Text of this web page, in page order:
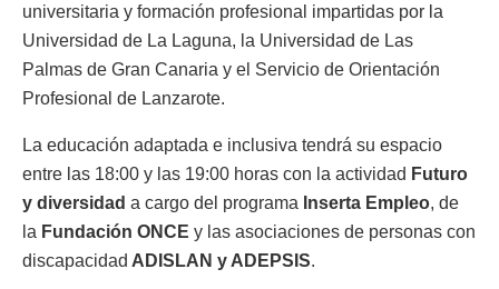
universitaria y formación profesional impartidas por la
Universidad de La Laguna, la Universidad de Las
Palmas de Gran Canaria y el Servicio de Orientación
Profesional de Lanzarote.
La educación adaptada e inclusiva tendrá su espacio
entre las 18:00 y las 19:00 horas con la actividad Futuro
y diversidad a cargo del programa Inserta Empleo, de
la Fundación ONCE y las asociaciones de personas con
discapacidad ADISLAN y ADEPSIS.